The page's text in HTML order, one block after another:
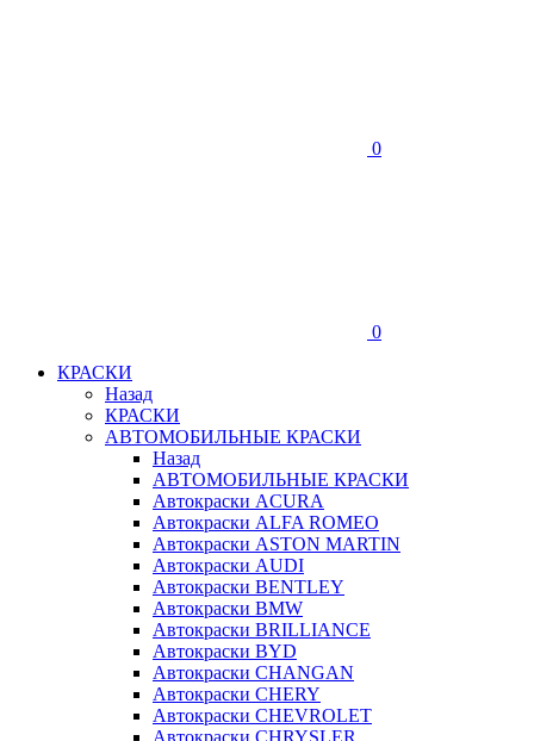
0
0
КРАСКИ
Назад
КРАСКИ
АВТОМОБИЛЬНЫЕ КРАСКИ
Назад
АВТОМОБИЛЬНЫЕ КРАСКИ
Автокраски ACURA
Автокраски ALFA ROMEO
Автокраски ASTON MARTIN
Автокраски AUDI
Автокраски BENTLEY
Автокраски BMW
Автокраски BRILLIANCE
Автокраски BYD
Автокраски CHANGAN
Автокраски CHERY
Автокраски CHEVROLET
Автокраски CHRYSLER